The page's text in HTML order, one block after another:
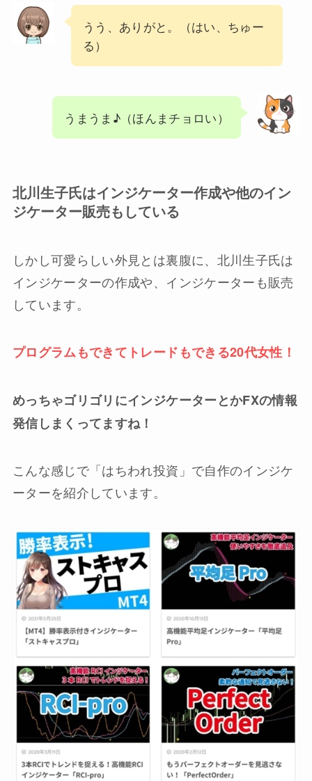
うう、ありがと。（はい、ちゅー
る）
うまうま♪（ほんまチョロい）
北川生子氏はインジケーター作成や他のイン
ジケーター販売もしている
しかし可愛らしい外見とは裏腹に、北川生子氏は
インジケーターの作成や、インジケーターも販売
しています。
プログラムもできてトレードもできる20代女性！
めっちゃゴリゴリにインジケーターとかFXの情報
発信しまくってますね！
こんな感じで「はちわれ投資」で自作のインジケ
ーターを紹介しています。